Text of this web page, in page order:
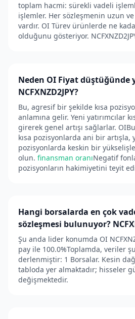
toplam hacmi: sürekli vadeli
işlemler. Her sözleşmenin uzun ve
vardır. OI Türev ürünlerde ne
olduğunu gösteriyor.
Neden OI Fiyat düştüğünde
NCFXNZD2JPY?
Bu, agresif bir şekilde kısa
anlamına gelir. Yeni yatırımcılar
girerek genel artışı sağlarlar.
kısa pozisyonlarda ani bir artışla,
pozisyonlarda keskin bir
olun. finansman oranıNegatif
pozisyonların hakimiyetini teyit
Hangi borsalarda en çok
sözleşmesi bulunuyor?
Şu anda lider konumda OI
pay ile 100.0%Toplamda, veriler
derlenmiştir: 1 Borsalar. Kesin
tabloda yer almaktadır; hisseler
değişmektedir.